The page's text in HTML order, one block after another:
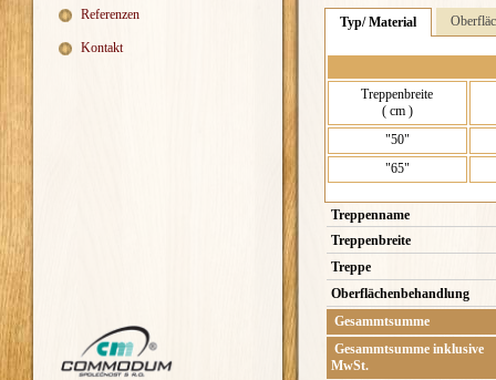
Referenzen
Kontakt
Typ/ Material
Treppenbreite
( cm )
"50"
"65"
Treppenname
Treppenbreite
Treppe
Oberflächenbehandlung
Gesammtsumme
Gesammtsumme inklusive
MwSt.